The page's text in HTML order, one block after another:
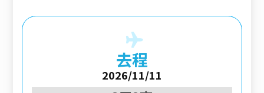
去程
2026/11/11